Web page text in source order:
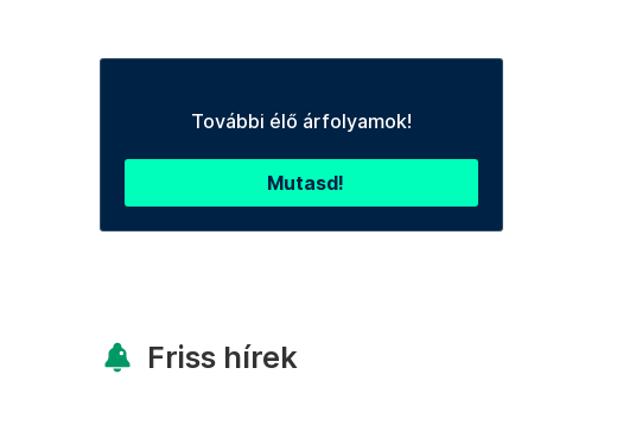
További élő árfolyamok!
Mutasd!
Friss hírek